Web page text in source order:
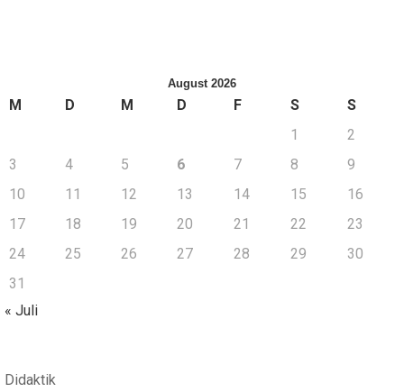
August 2026
M D M D F S
S
1
2
3
4 5 6 7 8
9
10
11 12 13 14 15
16
17
18 19 20 21 22
23
24
25 26 27 28 29
30
31
« Juli
Didaktik